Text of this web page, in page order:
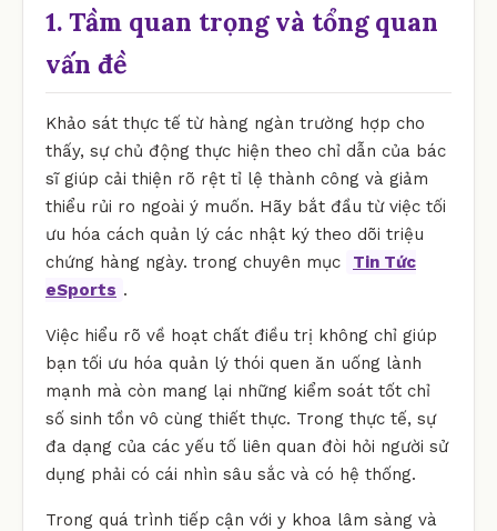
1. Tầm quan trọng và tổng quan
vấn đề
Khảo sát thực tế từ hàng ngàn trường hợp cho
thấy, sự chủ động thực hiện theo chỉ dẫn của bác
sĩ giúp cải thiện rõ rệt tỉ lệ thành công và giảm
thiểu rủi ro ngoài ý muốn. Hãy bắt đầu từ việc tối
ưu hóa cách quản lý các nhật ký theo dõi triệu
chứng hàng ngày. trong chuyên mục
Tin Tức
eSports .
Việc hiểu rõ về hoạt chất điều trị không chỉ giúp
bạn tối ưu hóa quản lý thói quen ăn uống lành
mạnh mà còn mang lại những kiểm soát tốt chỉ
số sinh tồn vô cùng thiết thực. Trong thực tế, sự
đa dạng của các yếu tố liên quan đòi hỏi người sử
dụng phải có cái nhìn sâu sắc và có hệ thống.
Trong quá trình tiếp cận với y khoa lâm sàng và